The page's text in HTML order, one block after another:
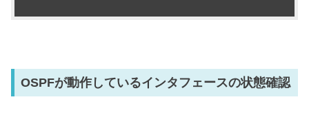
OSPFが動作しているインタフェースの状態確認